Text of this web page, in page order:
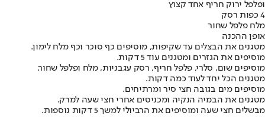
ופלפל ירוק חריף אחד קצוץ
4 כפות רסק
מלח פלפל שחור
אופן ההכנה
מטגנים את הבצלים עד שקיפות, מוסיפים כף סוכר וכף מלח לימון.
מוסיפים את הגזרים ומטגנים עוד 5 דקות.
מוסיפים שום, סלרי, פלפל חריף, רסק עגבניות, מלח ופלפל שחור.
מטגנים הכל יחד לעוד כמה דקות.
מוסיפים מים בגובה חצי סיר ומרתיחים.
מטגנים את הבמיה הנקיה ומכניסים אחרי חצי שעה למרק.
מבשלים חצי שעה ומוסיפים את הרביולי למשך 5 דקות נוספות.